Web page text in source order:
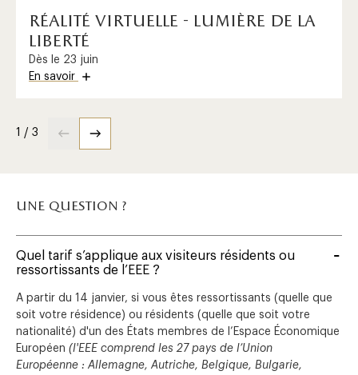
réalité virtuelle - lumière de la
liberté
Dès le 23 juin
En savoir
1 / 3
une question ?
Quel tarif s’applique aux visiteurs résidents ou
ressortissants de l’EEE ?
A partir du 14 janvier, si vous êtes ressortissants (quelle que
soit votre résidence) ou résidents (quelle que soit votre
nationalité) d'un des États membres de l’Espace Économique
Européen (l'EEE comprend les 27 pays de l’Union
Européenne : Allemagne, Autriche, Belgique, Bulgarie,